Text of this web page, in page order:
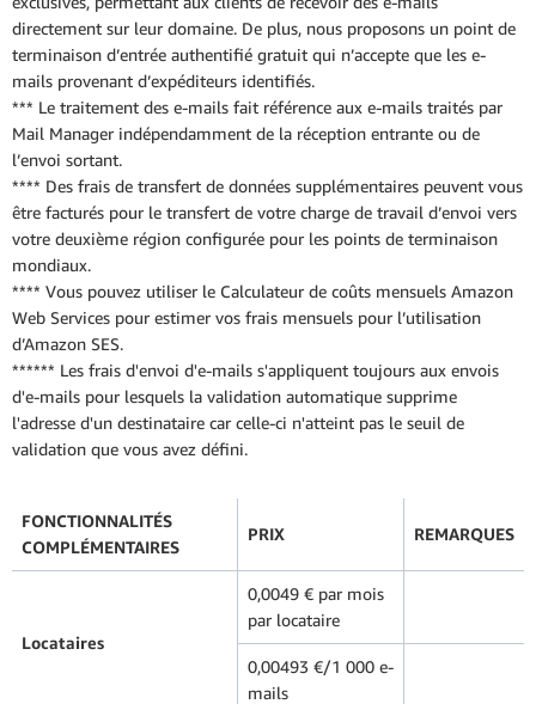
directement sur leur domaine. De plus, nous proposons un point de
terminaison d’entrée authentifié gratuit qui n’accepte que les e-
mails provenant d’expéditeurs identifiés.
*** Le traitement des e-mails fait référence aux e-mails traités par
Mail Manager indépendamment de la réception entrante ou de
l’envoi sortant.
**** Des frais de transfert de données supplémentaires peuvent vous
être facturés pour le transfert de votre charge de travail d’envoi vers
votre deuxième région configurée pour les points de terminaison
mondiaux.
**** Vous pouvez utiliser le Calculateur de coûts mensuels Amazon
Web Services pour estimer vos frais mensuels pour l’utilisation
d’Amazon SES.
****** Les frais d'envoi d'e-mails s'appliquent toujours aux envois
d'e-mails pour lesquels la validation automatique supprime
l'adresse d'un destinataire car celle-ci n'atteint pas le seuil de
validation que vous avez défini.
FONCTIONNALITÉS
COMPLÉMENTAIRES
PRIX REMARQUES
Locataires
0,0049 € par mois
par locataire
0,00493 €/1 000 e-
mails